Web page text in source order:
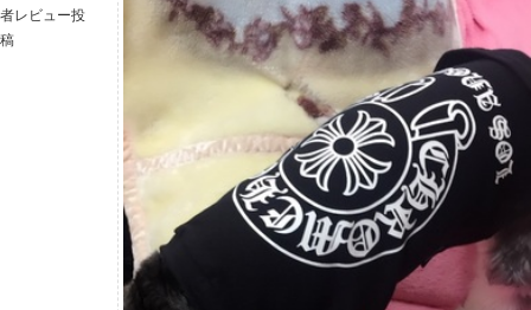
者レビュー投
稿